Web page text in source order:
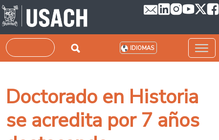
Pasar al contenido principal
Buscar IDIOMAS
Doctorado en Historia
se acredita por 7 años